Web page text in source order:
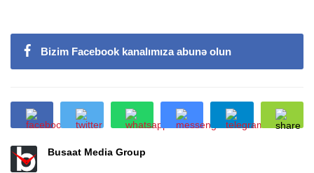
Bizim Facebook kanalımıza abunə olun
Busaat Media Group